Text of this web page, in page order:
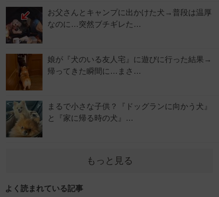
お父さんとキャンプに出かけた犬→普段は温厚
なのに…突然ブチギレた…
娘が『犬のいる友人宅』に遊びに行った結果→
帰ってきた瞬間に…まさ…
まるで小さな子供？『ドッグランに向かう犬』
と『家に帰る時の犬』…
もっと見る
よく読まれている記事